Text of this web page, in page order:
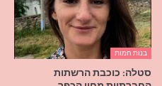
בנות חמות
סטלה: כוכבת הרשתות